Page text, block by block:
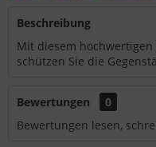
Beschreibung
Mit diesem
schützen Sie die
Bewertungen
0
Bewertungen lesen,